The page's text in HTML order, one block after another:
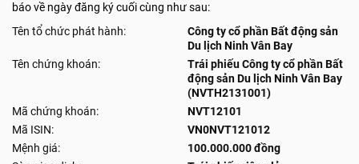
báo về ngày đăng ký cuối cùng như sau:
Tên tổ chức phát hành:
Công ty cổ phần Bất động sản
Du lịch Ninh Vân Bay
Tên chứng khoán:
Trái phiếu Công ty cổ phần Bất
động sản Du lịch Ninh Vân Bay
(NVTH2131001)
Mã chứng khoán:
NVT12101
Mã ISIN:
VN0NVT121012
Mệnh giá:
100.000.000 đồng